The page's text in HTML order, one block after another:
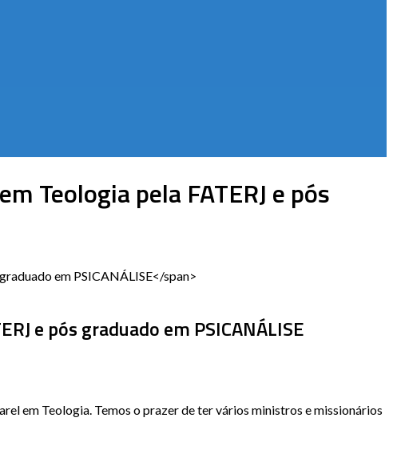
Teologia pela FATERJ e pós
em PSICANÁLISE</span>
e pós graduado em PSICANÁLISE
em Teologia. Temos o prazer de ter vários ministros e missionários